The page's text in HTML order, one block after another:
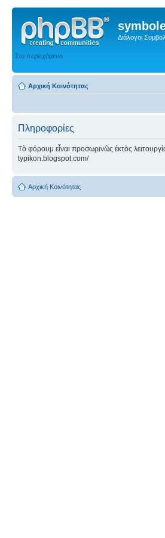
Διάλογοι
Στο περιεχόμενο
Αρχική Κοινότητας
Πληροφορίες
Τὸ φόρουμ εἶναι προσωρινῶς ἐκτὸς
typikon.blogspot.com/
Αρχική Κοινότητας